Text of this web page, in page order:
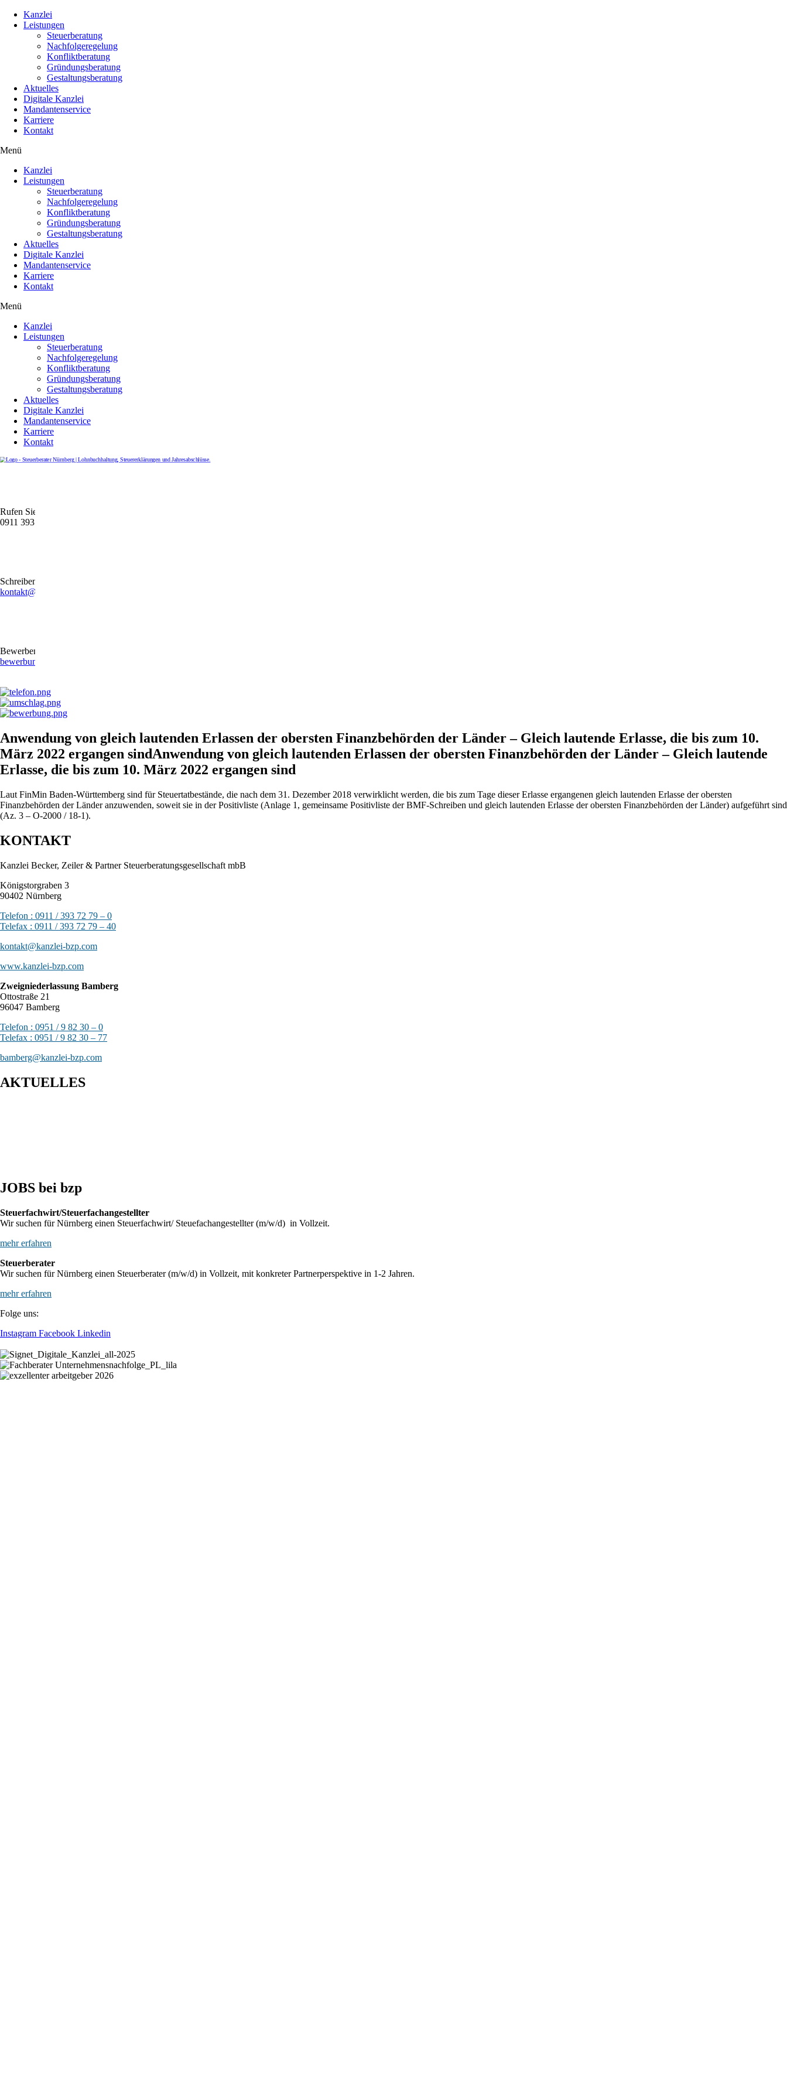
Kanzlei
Leistungen
Steuerberatung
Nachfolgeregelung
Konfliktberatung
Gründungsberatung
Gestaltungsberatung
Aktuelles
Digitale Kanzlei
Mandantenservice
Karriere
Kontakt
Menü
Kanzlei
Leistungen
Steuerberatung
Nachfolgeregelung
Konfliktberatung
Gründungsberatung
Gestaltungsberatung
Aktuelles
Digitale Kanzlei
Mandantenservice
Karriere
Kontakt
Menü
Kanzlei
Leistungen
Steuerberatung
Nachfolgeregelung
Konfliktberatung
Gründungsberatung
Gestaltungsberatung
Aktuelles
Digitale Kanzlei
Mandantenservice
Karriere
Kontakt
Rufen Sie uns gerne an
0911 39372790
Schreiben Sie uns gerne eine E-Mail
kontakt@stb-becker-zeiler.de
Bewerben Sie sich online oder per E-Mail
bewerbung@stb-becker-zeiler.de
Anwendung von gleich lautenden Erlassen der obersten Finanzbehörden der Länder – Gleich lautende Erlasse, die bis zum 10.
März 2022 ergangen sindAnwendung von gleich lautenden Erlassen der obersten Finanzbehörden der Länder – Gleich lautende
Erlasse, die bis zum 10. März 2022 ergangen sind
Laut FinMin Baden-Württemberg sind für Steuertatbestände, die nach dem 31. Dezember 2018 verwirklicht werden, die bis zum Tage dieser Erlasse ergangenen gleich lautenden Erlasse der obersten
Finanzbehörden der Länder anzuwenden, soweit sie in der Positivliste (Anlage 1, gemeinsame Positivliste der BMF-Schreiben und gleich lautenden Erlasse der obersten Finanzbehörden der Länder) aufgeführt sind
(Az. 3 – O-2000 / 18-1).
KONTAKT
Kanzlei Becker, Zeiler & Partner Steuerberatungsgesellschaft mbB
Königstorgraben 3
90402 Nürnberg
Telefon : 0911 / 393 72 79 – 0
Telefax : 0911 / 393 72 79 – 40
kontakt@kanzlei-bzp.com
www.kanzlei-bzp.com
Zweigniederlassung Bamberg
Ottostraße 21
96047 Bamberg
Telefon : 0951 / 9 82 30 – 0
Telefax : 0951 / 9 82 30 – 77
bamberg@kanzlei-bzp.com
AKTUELLES
JOBS bei bzp
Steuerfachwirt/Steuerfachangestellter
Wir suchen für Nürnberg einen Steuerfachwirt/ Steuefachangestellter (m/w/d) in Vollzeit.
mehr erfahren
Steuerberater
Wir suchen für Nürnberg einen Steuerberater (m/w/d) in Vollzeit, mit konkreter Partnerperspektive in 1-2 Jahren.
mehr erfahren
Folge uns:
Instagram Facebook Linkedin